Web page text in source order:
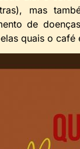
mas
de
quais o café